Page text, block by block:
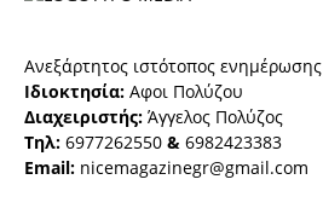
Ανεξάρτητος ιστότοπος ενημέρωσης
Ιδιοκτησία: Αφοι Πολύζου
Διαχειριστής: Άγγελος Πολύζος
Τηλ: 6977262550 & 6982423383
Email: nicemagazinegr@gmail.com